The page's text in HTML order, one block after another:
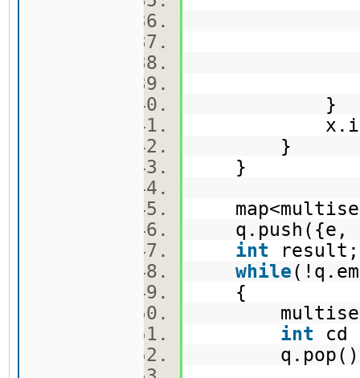
}
}
}
q.push({e,
int
while
{
int cd